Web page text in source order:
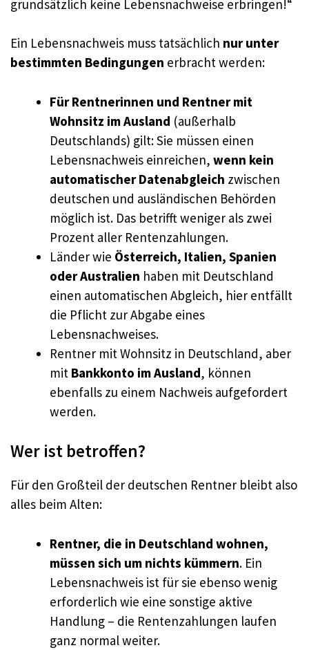
grundsätzlich keine Lebensnachweise erbringen!“
Ein Lebensnachweis muss tatsächlich nur unter
bestimmten Bedingungen erbracht werden:
Für Rentnerinnen und Rentner mit
Wohnsitz im Ausland (außerhalb
Deutschlands) gilt: Sie müssen einen
Lebensnachweis einreichen, wenn kein
automatischer Datenabgleich zwischen
deutschen und ausländischen Behörden
möglich ist. Das betrifft weniger als zwei
Prozent aller Rentenzahlungen.
Länder wie Österreich, Italien, Spanien
oder Australien haben mit Deutschland
einen automatischen Abgleich, hier entfällt
die Pflicht zur Abgabe eines
Lebensnachweises.
Rentner mit Wohnsitz in Deutschland, aber
mit Bankkonto im Ausland, können
ebenfalls zu einem Nachweis aufgefordert
werden.
Wer ist betroffen?
Für den Großteil der deutschen Rentner bleibt also
alles beim Alten:
Rentner, die in Deutschland wohnen,
müssen sich um nichts kümmern. Ein
Lebensnachweis ist für sie ebenso wenig
erforderlich wie eine sonstige aktive
Handlung – die Rentenzahlungen laufen
ganz normal weiter.